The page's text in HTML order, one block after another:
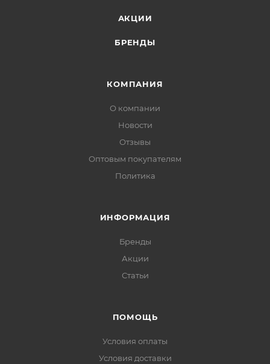
АКЦИИ
БРЕНДЫ
КОМПАНИЯ
О компании
Новости
Отзывы
Оптовым покупателям
Политика
ИНФОРМАЦИЯ
Бренды
Акции
Статьи
ПОМОЩЬ
Условия оплаты
Условия доставки